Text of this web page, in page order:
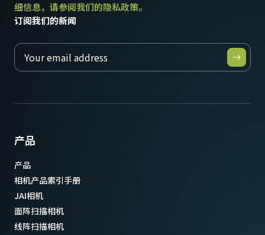
摄像机尺寸 高x宽x长
55 x 55 x 98.3 mm
重量
7.92 瓦
动作温度 (自然放热时)
-5°C to +45°C
细信息，请参阅我们的隐私政策。
订阅我们的新闻
产品
产品
相机产品索引手册
JAI相机
面阵扫描相机
线阵扫描相机